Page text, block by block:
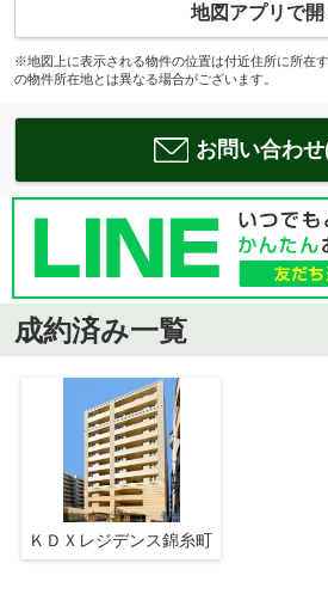
地図アプリで開
※地図上に表示される物件の位置は付近住所に所在
の物件所在地とは異なる場合がございます。
お問い合わ
成約済み一覧
ＫＤＸレジデンス錦糸町